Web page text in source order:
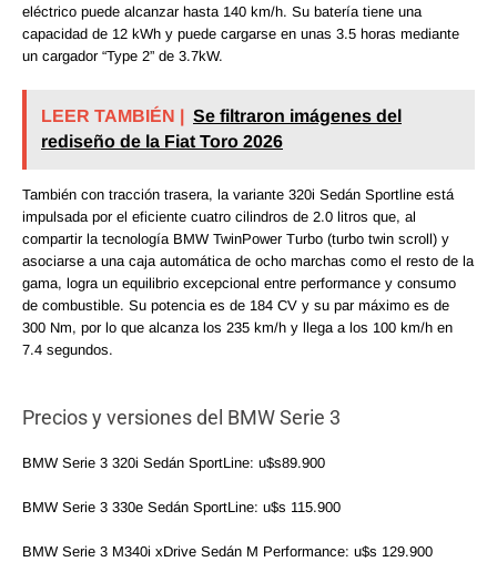
eléctrico puede alcanzar hasta 140 km/h. Su batería tiene una
capacidad de 12 kWh y puede cargarse en unas 3.5 horas mediante
un cargador “Type 2” de 3.7kW.
LEER TAMBIÉN | Se filtraron imágenes del
rediseño de la Fiat Toro 2026
También con tracción trasera, la variante 320i Sedán Sportline está
impulsada por el eficiente cuatro cilindros de 2.0 litros que, al
compartir la tecnología BMW TwinPower Turbo (turbo twin scroll) y
asociarse a una caja automática de ocho marchas como el resto de la
gama, logra un equilibrio excepcional entre performance y consumo
de combustible. Su potencia es de 184 CV y su par máximo es de
300 Nm, por lo que alcanza los 235 km/h y llega a los 100 km/h en
7.4 segundos.
Precios y versiones del BMW Serie 3
BMW Serie 3 320i Sedán SportLine: u$s89.900
BMW Serie 3 330e Sedán SportLine: u$s 115.900
BMW Serie 3 M340i xDrive Sedán M Performance: u$s 129.900